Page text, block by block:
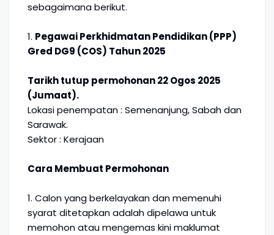
sebagaimana berikut.
1. Pegawai Perkhidmatan Pendidikan (PPP)
Gred DG9 (COS) Tahun 2025
Tarikh tutup permohonan 22 Ogos 2025
(Jumaat).
Lokasi penempatan : Semenanjung, Sabah dan
Sarawak.
Sektor : Kerajaan
Cara Membuat Permohonan
1. Calon yang berkelayakan dan memenuhi
syarat ditetapkan adalah dipelawa untuk
memohon atau mengemas kini maklumat